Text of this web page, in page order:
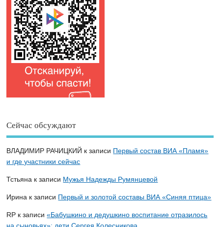
Сейчас обсуждают
ВЛАДИМИР РАЧИЦКИЙ к записи Первый состав ВИА «Пламя»
и где участники сейчас
Тстьяна к записи Мужья Надежды Румянцевой
Ирина к записи Первый и золотой составы ВИА «Синяя птица»
RP к записи«Бабушкино и дедушкино воспитание отразилось
на сыновьях»: дети Сергея Колесникова